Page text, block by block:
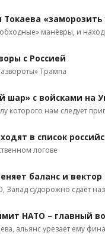
манёвры, и
с Россией
Трампа
шар» с войсками на
которого нам следует
в список
логове
баланс и
Запад судорожно сдаёт
НАТО – главный
альянс урезает ему